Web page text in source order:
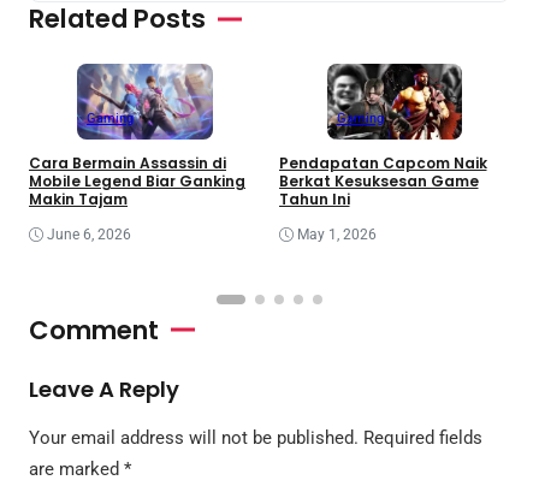
Related Posts
Gaming
Cara Bermain Assassin di
Mobile Legend Biar Ganking
Makin Tajam
June 6, 2026
Gaming
Pendapatan Capcom Naik
Berkat Kesuksesan Game
Tahun Ini
May 1, 2026
Comment
Leave A Reply
Your email address will not be published. Required fields
are marked *